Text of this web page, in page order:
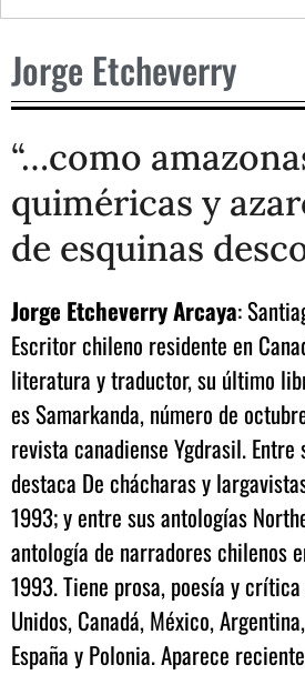
Jorge Etcheverry
“…como
quiméricas y
de esquinas
Jorge Etcheverry Arcaya:
Escritor chileno residente en
literatura y traductor, su último
es Samarkanda, número de
revista canadiense Ygdrasil. Entre
destaca De chácharas y
1993; y entre sus antologías
antología de narradores chilenos
1993. Tiene prosa, poesía y
Unidos, Canadá, México,
España y Polonia. Aparece